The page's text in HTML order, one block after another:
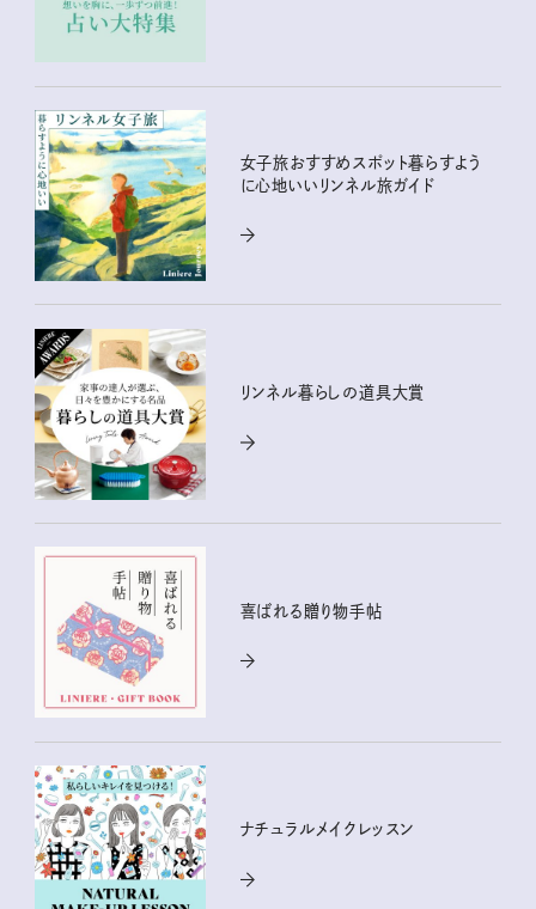
女子旅おすすめスポット暮らすよう
に心地いいリンネル旅ガイド
リンネル暮らしの道具大賞
喜ばれる贈り物手帖
ナチュラルメイクレッスン